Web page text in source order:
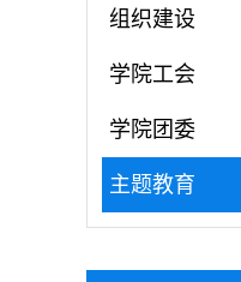
组织建设
学院工会
学院团委
主题教育